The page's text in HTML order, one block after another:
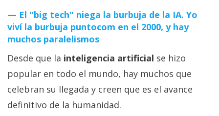
Sistemas
operativos
Profesional
+
El "big tech" niega la burbuja de la IA. Yo
viví la burbuja puntocom en el 2000, y hay
muchos paralelismos
Desde que la inteligencia artificial se hizo
popular en todo el mundo, hay muchos que
celebran su llegada y creen que es el avance
definitivo de la humanidad.